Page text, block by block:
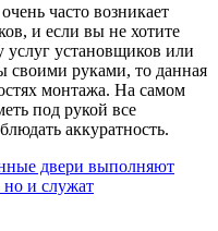
часто возникает
и если вы не хотите
услуг установщиков или
своими руками, то данная
монтажа. На самом
под рукой все
аккуратность.